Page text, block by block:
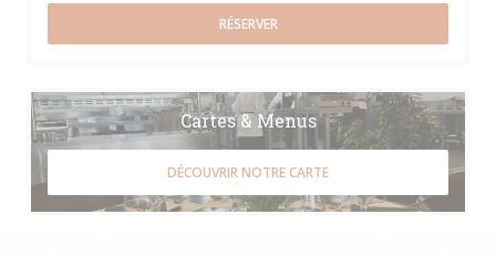
RÉSERVER
Cartes & Menus
DÉCOUVRIR NOTRE CARTE